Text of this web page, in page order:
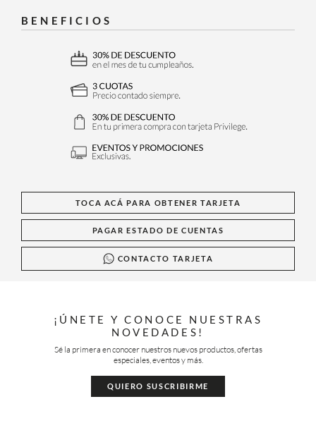
BENEFICIOS
TOCA ACÁ PARA OBTENER TARJETA
PAGAR ESTADO DE CUENTAS
CONTACTO TARJETA
¡ÚNETE Y CONOCE NUESTRAS
NOVEDADES!
Sé la primera en conocer nuestros nuevos productos, ofertas
especiales, eventos y más.
QUIERO SUSCRIBIRME